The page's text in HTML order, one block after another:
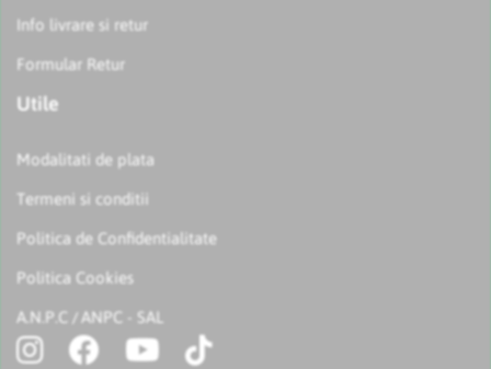
Info livrare si retur
Formular Retur
Utile
Modalitati de plata
Termeni si conditii
Politica de Confidentialitate
Politica Cookies
A.N.P.C / ANPC - SAL